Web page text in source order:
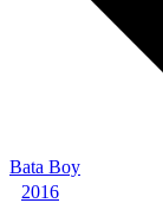
Bata Boy
2016